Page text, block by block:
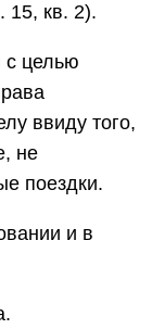
15, кв. 2).
с целью
ввиду того,
не
поездки.
и в